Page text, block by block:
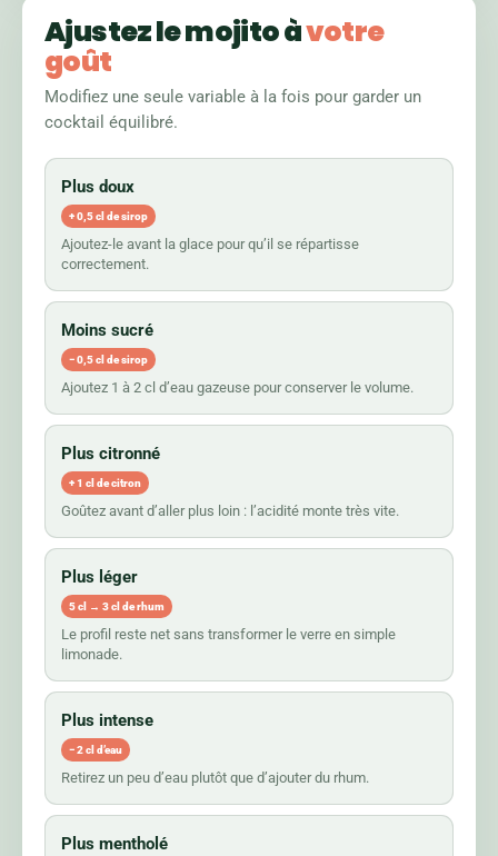
Ajustez le mojito àvotre
goût
Modifiez une seule variable à la fois pour garder un
cocktail équilibré.
Plus doux
+ 0,5 cl de sirop
Ajoutez-le avant la glace pour qu’il se répartisse
correctement.
Moins sucré
− 0,5 cl de sirop
Ajoutez 1 à 2 cl d’eau gazeuse pour conserver le volume.
Plus citronné
+ 1 cl de citron
Goûtez avant d’aller plus loin : l’acidité monte très vite.
Plus léger
5 cl → 3 cl de rhum
Le profil reste net sans transformer le verre en simple
limonade.
Plus intense
− 2 cl d’eau
Retirez un peu d’eau plutôt que d’ajouter du rhum.
Plus mentholé